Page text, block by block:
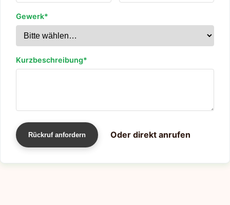
Gewerk*
Kurzbeschreibung*
Rückruf anfordern Oder direkt anrufen